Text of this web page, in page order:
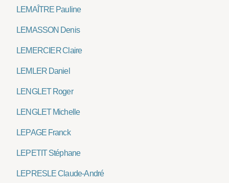
LEMAÎTRE Pauline
LEMASSON Denis
LEMERCIER Claire
LEMLER Daniel
LENGLET Roger
LENGLET Michelle
LEPAGE Franck
LEPETIT Stéphane
LEPRESLE Claude-André